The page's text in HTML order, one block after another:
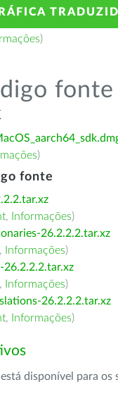
)
fonte
)
fonte
, Informações)
26.2.2.2.tar.xz
, Informações)
26.2.2.2.tar.xz
, Informações)
26.2.2.2.tar.xz
, Informações)
disponível para